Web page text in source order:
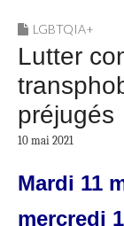
LGBTQIA+
Lutter
préjugés
10 mai 2021
Mardi 11
mercredi